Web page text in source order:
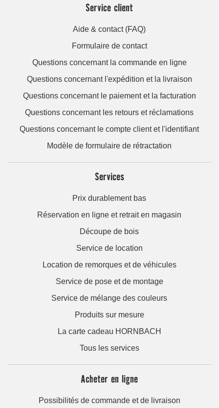
Service client
Aide & contact (FAQ)
Formulaire de contact
Questions concernant la commande en ligne
Questions concernant l'expédition et la livraison
Questions concernant le paiement et la facturation
Questions concernant les retours et réclamations
Questions concernant le compte client et l'identifiant
Modèle de formulaire de rétractation
Services
Prix durablement bas
Réservation en ligne et retrait en magasin
Découpe de bois
Service de location
Location de remorques et de véhicules
Service de pose et de montage
Service de mélange des couleurs
Produits sur mesure
La carte cadeau HORNBACH
Tous les services
Acheter en ligne
Possibilités de commande et de livraison